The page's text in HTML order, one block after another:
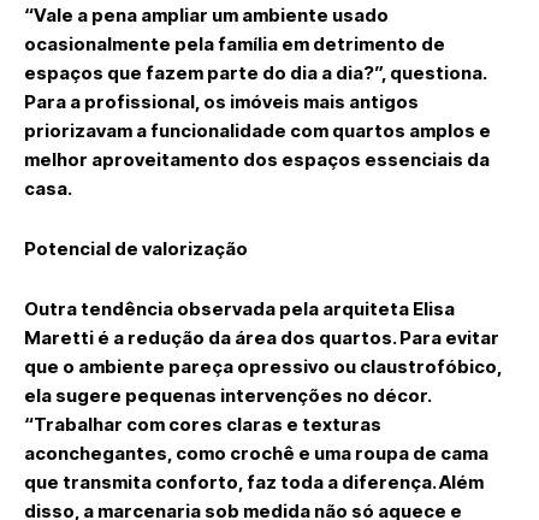
“Vale a pena ampliar um ambiente usado
ocasionalmente pela família em detrimento de
espaços que fazem parte do dia a dia?”, questiona.
Para a profissional, os imóveis mais antigos
priorizavam a funcionalidade com quartos amplos e
melhor aproveitamento dos espaços essenciais da
casa.
Potencial de valorização
Outra tendência observada pela arquiteta Elisa
Maretti é a redução da área dos quartos. Para evitar
que o ambiente pareça opressivo ou claustrofóbico,
ela sugere pequenas intervenções no décor.
“Trabalhar com cores claras e texturas
aconchegantes, como crochê e uma roupa de cama
que transmita conforto, faz toda a diferença. Além
disso, a marcenaria sob medida não só aquece e